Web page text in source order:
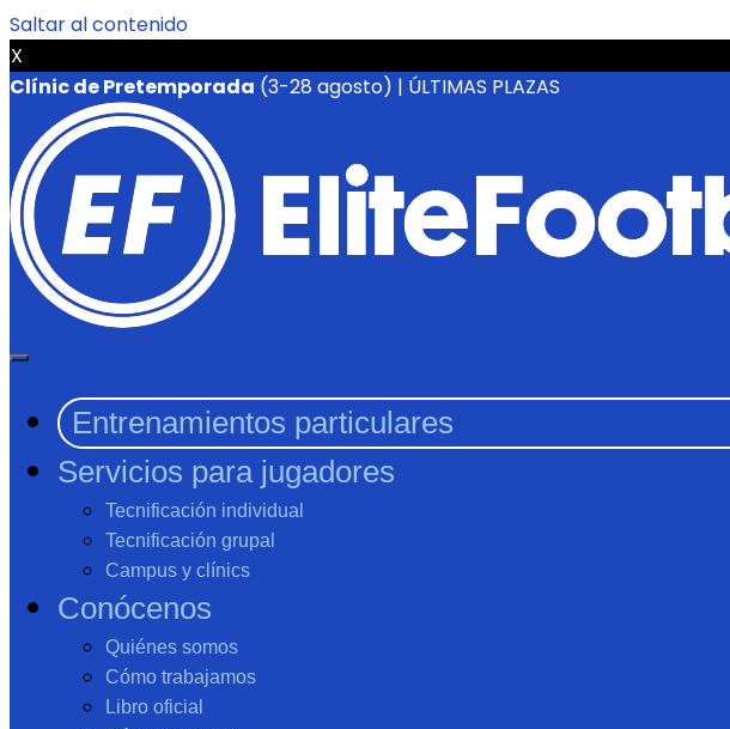
Saltar al contenido
X
Clínic de Pretemporada (3-28 agosto) | ÚLTIMAS PLAZAS
Entrenamientos particulares
Servicios para jugadores
Tecnificación individual
Tecnificación grupal
Campus y clínics
Conócenos
Quiénes somos
Cómo trabajamos
Libro oficial